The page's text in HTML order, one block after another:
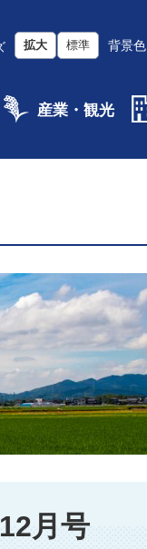
拡大 標準 背景色
産業・観光
月号